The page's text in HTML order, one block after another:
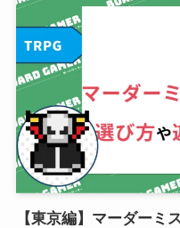
【東京編】マーダーミ